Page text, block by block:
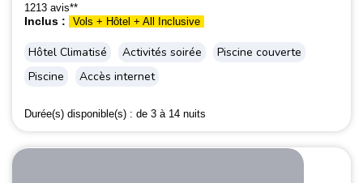
1213 avis**
Inclus : Vols + Hôtel + All Inclusive
Hôtel Climatisé Activités soirée
Piscine couverte
Piscine
Accès internet
Durée(s) disponible(s) : de 3 à 14 nuits